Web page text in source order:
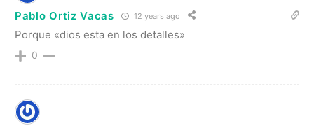
Pablo Ortiz Vacas 12 years ago
Porque «dios esta en los detalles»
0